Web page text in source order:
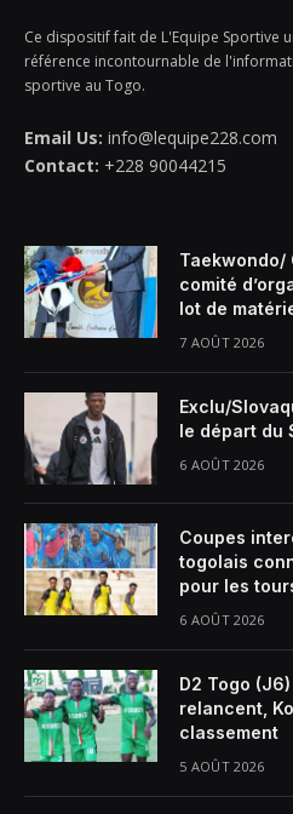
Ce dispositif fait de L'Equipe Sportive
référence incontournable de
sportive au Togo.
Email Us: info@lequipe228.com
Contact: +228 90044215
Taekwondo/
comité
lot de
7 AOÛT 2026
Exclu/
le départ du
6 AOÛT 2026
Coupes
togolais
pour les
6 AOÛT 2026
D2 Togo
relancent,
classement
5 AOÛT 2026